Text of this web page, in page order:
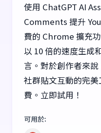
使用 ChatGPT AI
Comments 提升
費的 Chrome 擴充
以 10 倍的速度生成
言。對於創作者來
社群貼文互動的完
費。立即試用！
可用於: